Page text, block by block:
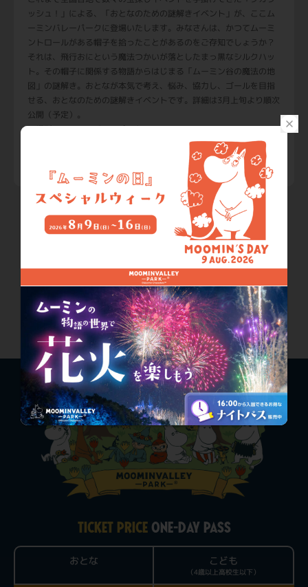
ッシュ！」による、「おとなのための謎解きイベント」が、ここム
ーミンバレーパークに登場いたします。みなさんは、かつてムーミ
ントロールがある帽子を拾ったことがあるのをご存知でしょうか？
それは、飛行おにという魔法つかいが落としたまっ黒なシルクハッ
ト。その帽子に関係する物語からはじまる「ムーミン谷の魔法の地
図」の謎解き。おとなが本気で考え、悩み、協力し、ゴールを目指
せる、おとなのための謎解きイベントです。詳細は3月上旬より順次
公開（予定）。
・場所：ムーミンバレーパーク
https://metsa-hanno.com/event/5533/
お知らせ一覧へ戻る
TICKET PRICEONE-DAY PASS
おとな こども
（4歳以上高校生以下）